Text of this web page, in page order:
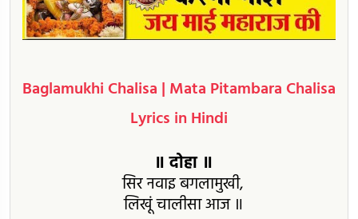
Baglamukhi Chalisa | Mata Pitambara Chalisa
Lyrics in Hindi
॥ दोहा ॥
सिर नवाइ बगलामुखी,
लिखूं चालीसा आज ॥